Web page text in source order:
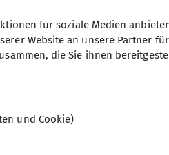
Waldpfad ein. Hier ist
Abschnitt geht es
die Kolbensattel-Alm auf
Ankunft am Parkplatz
für soziale Medien
Website an unsere Partner
die Sie ihnen
und Cookie)